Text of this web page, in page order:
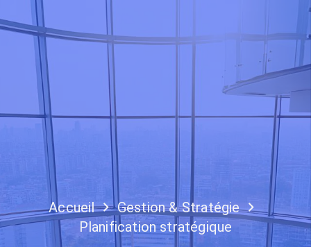
Accueil
Gestion & Stratégie
Planification stratégique